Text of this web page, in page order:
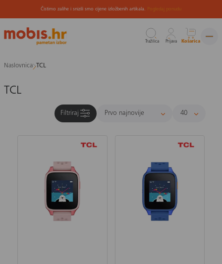
na
Čistimo zalihe i snizili smo cijene izložbenih artikala. Pogledaj ponudu
Tražilica Prijava Košarica
Naslovnica TCL
TCL
Filtriraj